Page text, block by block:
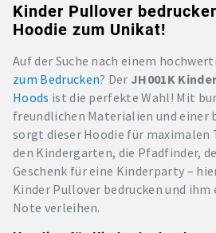
Kinder Pullover
Hoodie zum Unikat!
Auf der Suche nach einem
zum Bedrucken? Der JH001K
Hoods ist die perfekte Wahl! Mit
freundlichen Materialien und einer
sorgt dieser Hoodie für
den Kindergarten, die Pfadfinder,
Geschenk für eine Kinderparty –
Kinder Pullover bedrucken und
Note verleihen.